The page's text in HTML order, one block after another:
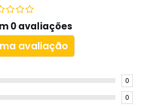
0 avaliações
avaliação
0
0